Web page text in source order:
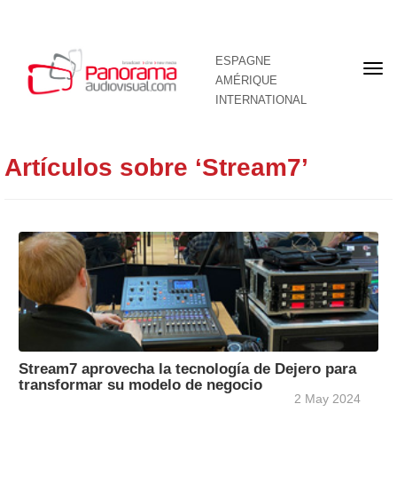
ESPAGNE
AMÉRIQUE
INTERNATIONAL
Artículos sobre ‘Stream7’
Stream7 aprovecha la tecnología de Dejero para
transformar su modelo de negocio
2 May 2024